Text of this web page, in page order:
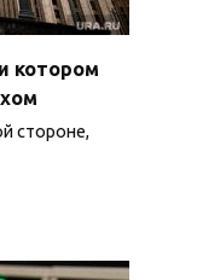
котором
стороне,